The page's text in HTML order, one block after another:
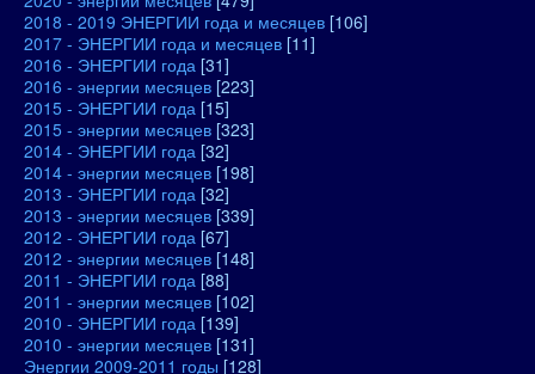
2018 - 2019 ЭНЕРГИИ года и месяцев [106]
2017 - ЭНЕРГИИ года и месяцев [11]
2016 - ЭНЕРГИИ года [31]
2016 - энергии месяцев [223]
2015 - ЭНЕРГИИ года [15]
2015 - энергии месяцев [323]
2014 - ЭНЕРГИИ года [32]
2014 - энергии месяцев [198]
2013 - ЭНЕРГИИ года [32]
2013 - энергии месяцев [339]
2012 - ЭНЕРГИИ года [67]
2012 - энергии месяцев [148]
2011 - ЭНЕРГИИ года [88]
2011 - энергии месяцев [102]
2010 - ЭНЕРГИИ года [139]
2010 - энергии месяцев [131]
Энергии 2009-2011 годы [128]